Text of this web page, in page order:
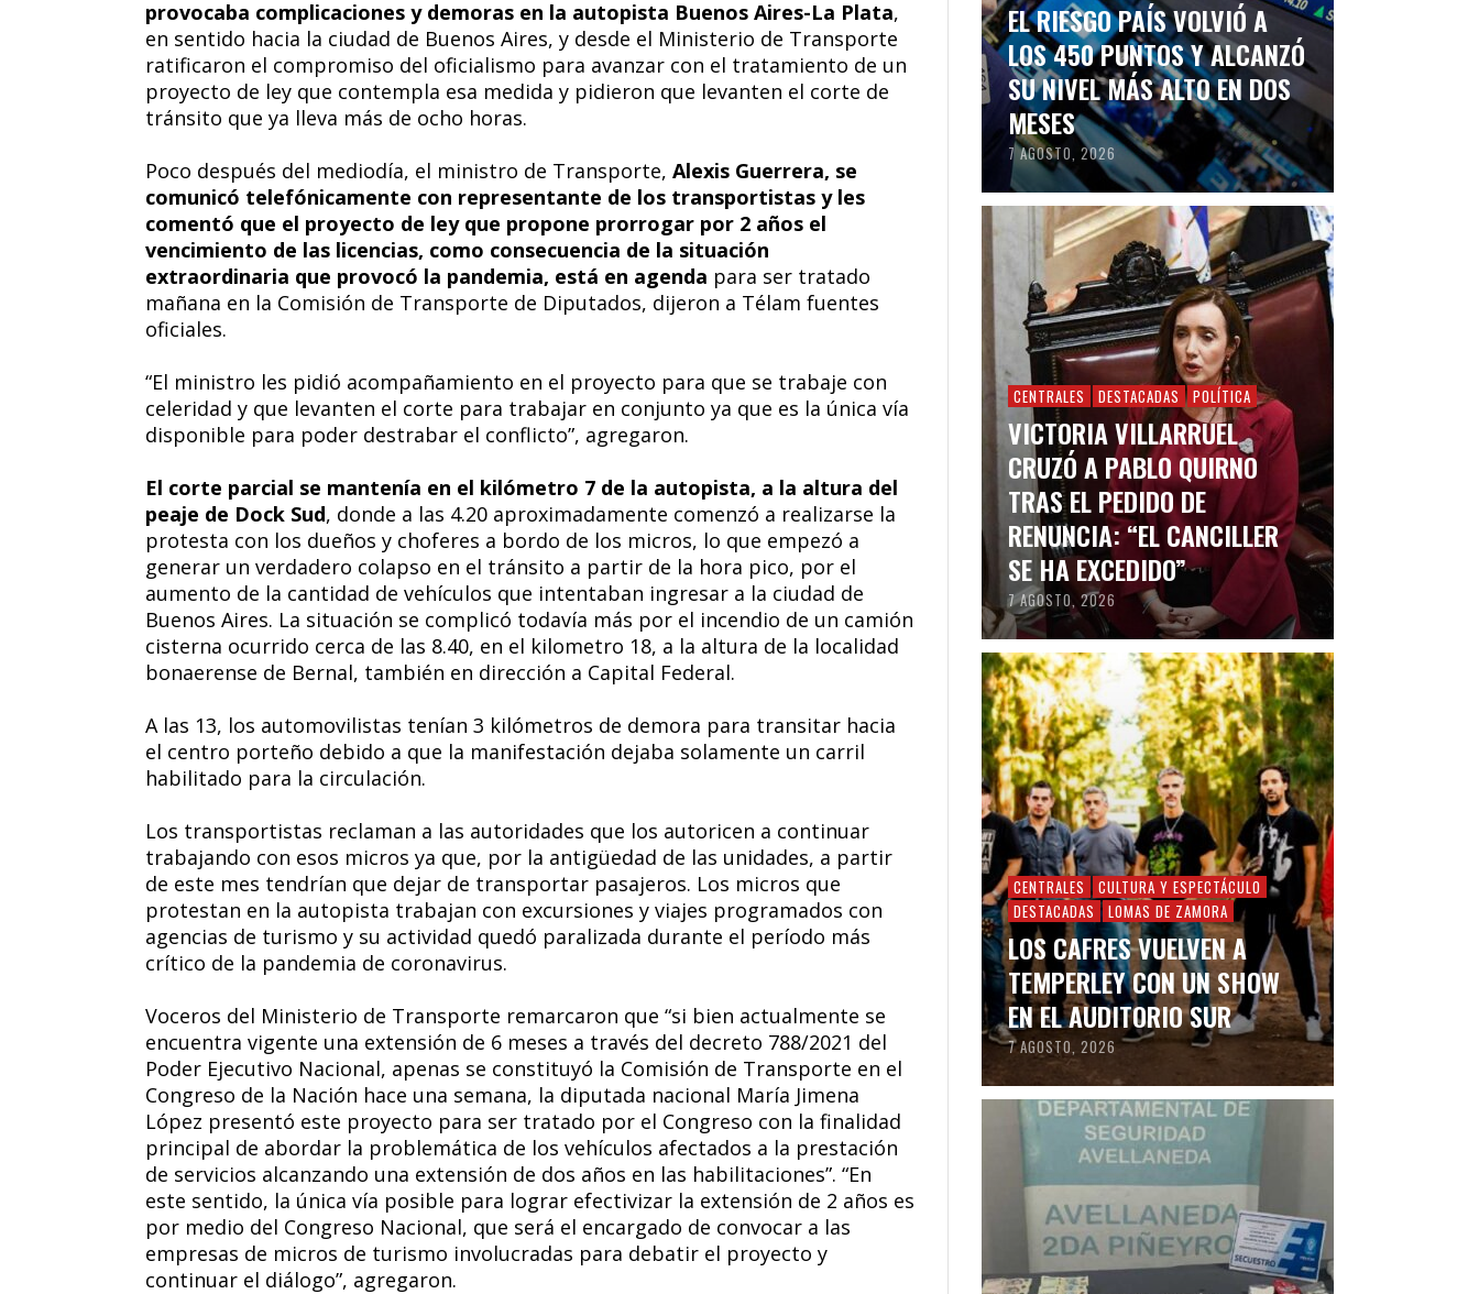
provocaba complicaciones y demoras en la autopista Buenos Aires-La Plata,
en sentido hacia la ciudad de Buenos Aires, y desde el Ministerio de Transporte
ratificaron el compromiso del oficialismo para avanzar con el tratamiento de un
proyecto de ley que contempla esa medida y pidieron que levanten el corte de
tránsito que ya lleva más de ocho horas.
Poco después del mediodía, el ministro de Transporte, Alexis Guerrera, se
comunicó telefónicamente con representante de los transportistas y les
comentó que el proyecto de ley que propone prorrogar por 2 años el
vencimiento de las licencias, como consecuencia de la situación
extraordinaria que provocó la pandemia, está en agenda para ser tratado
mañana en la Comisión de Transporte de Diputados, dijeron a Télam fuentes
oficiales.
“El ministro les pidió acompañamiento en el proyecto para que se trabaje con
celeridad y que levanten el corte para trabajar en conjunto ya que es la única vía
disponible para poder destrabar el conflicto”, agregaron.
El corte parcial se mantenía en el kilómetro 7 de la autopista, a la altura del
peaje de Dock Sud, donde a las 4.20 aproximadamente comenzó a realizarse la
protesta con los dueños y choferes a bordo de los micros, lo que empezó a
generar un verdadero colapso en el tránsito a partir de la hora pico, por el
aumento de la cantidad de vehículos que intentaban ingresar a la ciudad de
Buenos Aires. La situación se complicó todavía más por el incendio de un camión
cisterna ocurrido cerca de las 8.40, en el kilometro 18, a la altura de la localidad
bonaerense de Bernal, también en dirección a Capital Federal.
A las 13, los automovilistas tenían 3 kilómetros de demora para transitar hacia
el centro porteño debido a que la manifestación dejaba solamente un carril
habilitado para la circulación.
Los transportistas reclaman a las autoridades que los autoricen a continuar
trabajando con esos micros ya que, por la antigüedad de las unidades, a partir
de este mes tendrían que dejar de transportar pasajeros. Los micros que
protestan en la autopista trabajan con excursiones y viajes programados con
agencias de turismo y su actividad quedó paralizada durante el período más
crítico de la pandemia de coronavirus.
Voceros del Ministerio de Transporte remarcaron que “si bien actualmente se
encuentra vigente una extensión de 6 meses a través del decreto 788/2021 del
Poder Ejecutivo Nacional, apenas se constituyó la Comisión de Transporte en el
Congreso de la Nación hace una semana, la diputada nacional María Jimena
López presentó este proyecto para ser tratado por el Congreso con la finalidad
principal de abordar la problemática de los vehículos afectados a la prestación
de servicios alcanzando una extensión de dos años en las habilitaciones”. “En
este sentido, la única vía posible para lograr efectivizar la extensión de 2 años es
por medio del Congreso Nacional, que será el encargado de convocar a las
empresas de micros de turismo involucradas para debatir el proyecto y
continuar el diálogo”, agregaron.
EL RIESGO PAÍS VOLVIÓ A
LOS 450 PUNTOS Y ALCANZÓ
SU NIVEL MÁS ALTO EN DOS
MESES
7 AGOSTO, 2026
CENTRALES DESTACADAS POLÍTICA
VICTORIA VILLARRUEL
CRUZÓ A PABLO QUIRNO
TRAS EL PEDIDO DE
RENUNCIA: “EL CANCILLER
SE HA EXCEDIDO”
7 AGOSTO, 2026
CENTRALES
CULTURA Y ESPECTÁCULO
DESTACADAS
LOMAS DE ZAMORA
LOS CAFRES VUELVEN A
TEMPERLEY CON UN SHOW
EN EL AUDITORIO SUR
7 AGOSTO, 2026